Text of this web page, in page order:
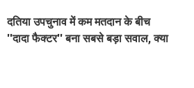
दतिया उपचुनाव में कम मतदान के बीच
''दादा फैक्टर'' बना सबसे बड़ा सवाल, क्या